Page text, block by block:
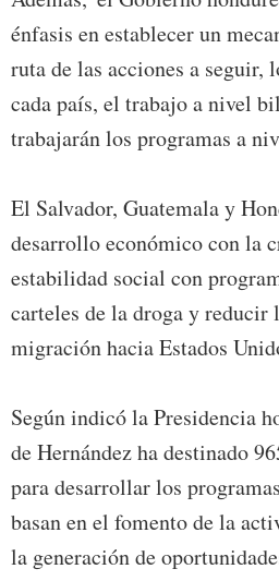
énfasis en establecer un
ruta de las acciones a seguir,
cada país, el trabajo a nivel
trabajarán los programas a
El Salvador, Guatemala y
desarrollo económico con la
estabilidad social con
carteles de la droga y reducir
migración hacia Estados
Según indicó la Presidencia
de Hernández ha destinado
para desarrollar los
basan en el fomento de la
la generación de